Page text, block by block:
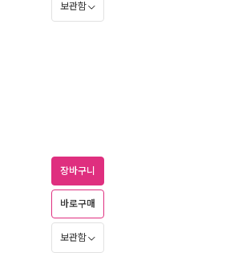
보관함
장바구니
바로구매
보관함